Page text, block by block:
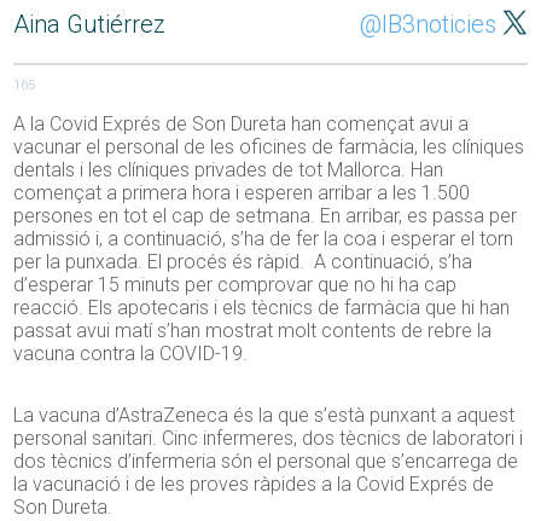
Aina Gutiérrez @IB3noticies
165
A la Covid Exprés de Son Dureta han començat avui a
vacunar el personal de les oficines de farmàcia, les clíniques
dentals i les clíniques privades de tot Mallorca. Han
començat a primera hora i esperen arribar a les 1.500
persones en tot el cap de setmana. En arribar, es passa per
admissió i, a continuació, s’ha de fer la coa i esperar el torn
per la punxada. El procés és ràpid. A continuació, s’ha
d’esperar 15 minuts per comprovar que no hi ha cap
reacció. Els apotecaris i els tècnics de farmàcia que hi han
passat avui matí s’han mostrat molt contents de rebre la
vacuna contra la COVID-19.
La vacuna d’AstraZeneca és la que s’està punxant a aquest
personal sanitari. Cinc infermeres, dos tècnics de laboratori i
dos tècnics d’infermeria són el personal que s’encarrega de
la vacunació i de les proves ràpides a la Covid Exprés de
Son Dureta.